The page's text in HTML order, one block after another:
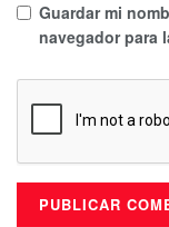
Guardar mi
navegador para